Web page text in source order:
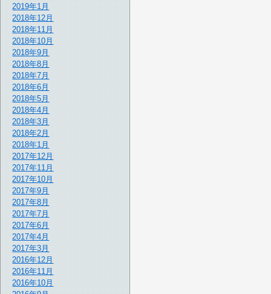
2019年1月
2018年12月
2018年11月
2018年10月
2018年9月
2018年8月
2018年7月
2018年6月
2018年5月
2018年4月
2018年3月
2018年2月
2018年1月
2017年12月
2017年11月
2017年10月
2017年9月
2017年8月
2017年7月
2017年6月
2017年4月
2017年3月
2016年12月
2016年11月
2016年10月